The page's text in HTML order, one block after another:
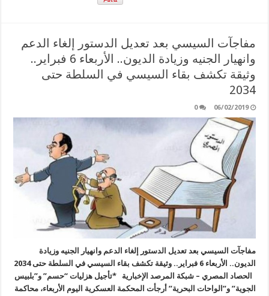
مفاجآت السيسي بعد تعديل الدستور إلغاء الدعم
وانهيار الجنيه وزيادة الديون.. الأربعاء 6 فبراير..
وثيقة تكشف بقاء السيسي في السلطة حتى
2034
06/02/2019
0
مفاجآت السيسي بعد تعديل الدستور إلغاء الدعم وانهيار الجنيه وزيادة
الديون.. الأربعاء 6 فبراير.. وثيقة تكشف بقاء السيسي في السلطة حتى 2034
الحصاد المصري – شبكة المرصد الإخبارية *تأجيل هزليات “حسم” و”بلبيس
الجوية” و”الواحات البحرية” أرجأت المحكمة العسكرية اليوم الأربعاء، محاكمة